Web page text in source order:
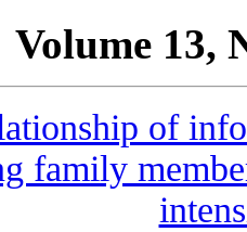
Volume 13,
of
family